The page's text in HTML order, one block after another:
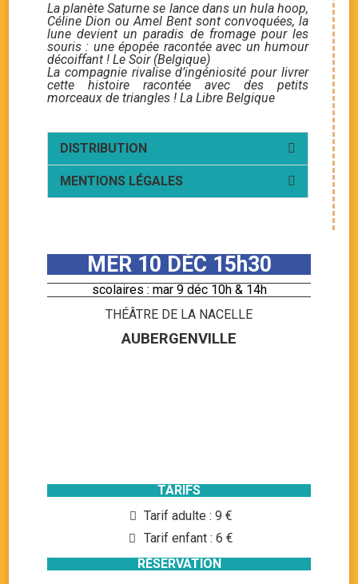
La planète Saturne se lance dans un hula hoop,
Céline Dion ou Amel Bent sont convoquées, la
lune devient un paradis de fromage pour les
souris : une épopée racontée avec un humour
décoiffant ! Le Soir (Belgique)
La compagnie rivalise d’ingéniosité pour livrer
cette histoire racontée avec des petits
morceaux de triangles ! La Libre Belgique
DISTRIBUTION
MENTIONS LÉGALES
MER 10 DÉC 15h30
scolaires : mar 9 déc 10h & 14h
THÉÂTRE DE LA NACELLE
AUBERGENVILLE
TARIFS
Tarif adulte : 9 €
Tarif enfant : 6 €
RÉSERVATION